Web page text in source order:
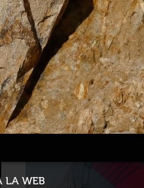
LA WEB
Tui la única ciudad
viajeros
30-11-2021